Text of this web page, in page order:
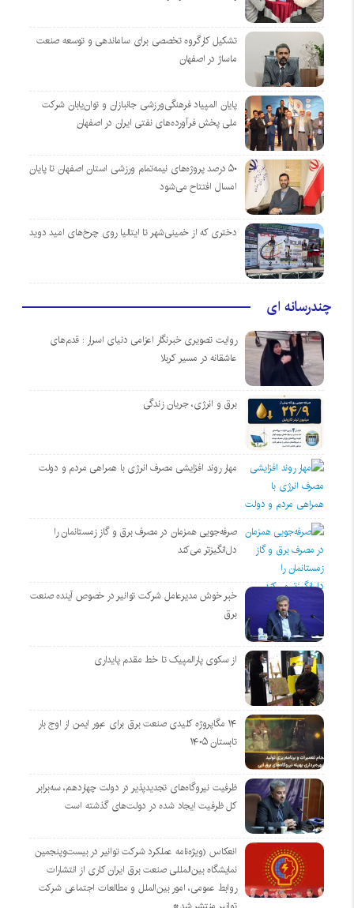
تشکیل کارگروه تخصصی برای ساماندهی و توسعه صنعت
ماساژ در اصفهان
پایان المپیاد فرهنگی‌ورزشی جانبازان و توان‌یابان شرکت
ملی پخش فرآورده‌های نفتی ایران در اصفهان
۵۰ درصد پروژه‌های نیمه‌تمام ورزشی استان اصفهان تا پایان
امسال افتتاح می‌شود
دختری که از خمینی‌شهر تا ایتالیا روی چرخ‌های امید دوید
چندرسانه ای
روایت تصویری خبرنگار اعزامی دنیای اسرار : قدم‌های
عاشقانه در مسیر کربلا
برق و انرژی، جریان زندگی
مهار روند افزایشی مصرف انرژی با همراهی مردم و دولت
صرفه‌جویی همزمان در مصرف برق و گاز زمستانمان را
دل‌انگیزتر می‌کند
خبر خوش مدیرعامل شرکت توانیر در خصوص آینده صنعت
برق
از سکوی پارالمپیک تا خط مقدم پایداری
۱۴ مگاپروژه‌ کلیدی صنعت برق برای عبور ایمن از اوج بار
تابستان ۱۴۰۵
ظرفیت نیروگاه‌های تجدیدپذیر در دولت چهاردهم، سه‌برابر
کل ظرفیت ایجاد شده در دولت‌های گذشته است
انعکاس (ویژه‌نامه عملکرد شرکت توانیر در بیست‌وپنجمین
نمایشگاه بین‌المللی صنعت برق ایران کاری از انتشارات
روابط عمومی، امور بین‌الملل و مطالعات اجتماعی شرکت